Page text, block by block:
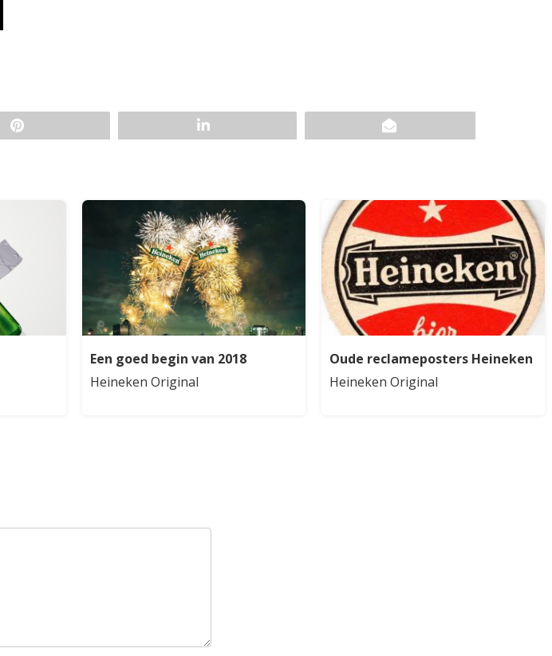
Een goed begin van 2018
Heineken Original
Oude reclameposters Heineken
Heineken Original